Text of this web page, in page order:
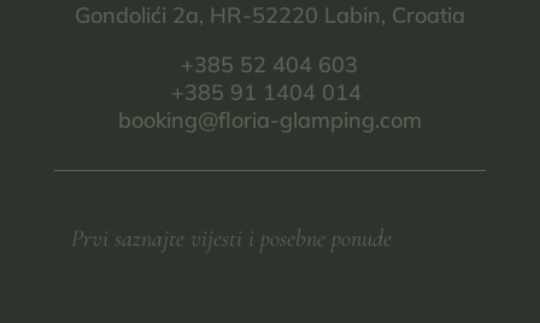
Gondolići 2a, HR-52220 Labin, Croatia
+385 52 404 603
+385 91 1404 014
booking@floria-glamping.com